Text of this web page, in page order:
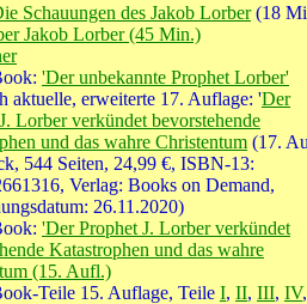
Schauungen des Jakob Lorber(18
Jakob Lorber (45 Min.)
'Der unbekannte Prophet Lorber'
aktuelle, erweiterte 17. Auflage: 'Der
Lorber verkündet bevorstehende
und das wahre Christentum (17.
544 Seiten, 24,99 €, ISBN-13:
Verlag: Books on Demand,
26.11.2020)
'Der Prophet J. Lorber verkündet
Katastrophen und das wahre
(15. Aufl.)
Teile 15. Auflage, Teile I, II, III, IV